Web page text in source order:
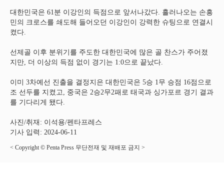
대한민국은 61분 이강인의 득점으로 앞서나갔다. 흘러나오는 손흥
민의 크로스를 쇄도해 들어오던 이강인이 강력한 슈팅으로 연결시
켰다.
선제골 이후 분위기를 주도한 대한민국에 많은 골 찬스가 주어졌
지만, 더 이상의 득점 없이 경기는 1:0으로 끝났다.
이미 3차예선 진출을 결정지은 대한민국은 5승 1무 승점 16점으로
조 선두를 지켰고, 중국은 2승2무2패로 태국과 싱가포르 경기 결과
를 기다리게 됐다.
사진/취재: 이석용/펜타프레스
기사 입력: 2024-06-11
< Copyright © Penta Press 무단전재 및 재배포 금지 >